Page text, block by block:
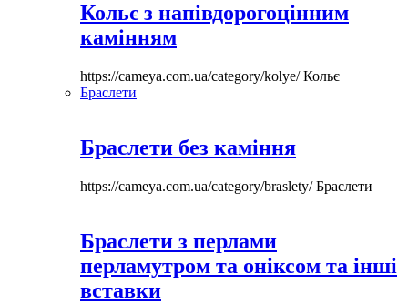
Кольє з напівдорогоцінним
камінням
https://cameya.com.ua/category/kolye/Кольє
Браслети
Браслети без каміння
https://cameya.com.ua/category/braslety/Браслети
Браслети з перлами
перламутром та оніксом та інші
вставки